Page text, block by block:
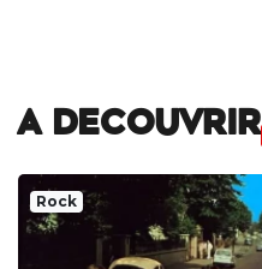
A DECOUVRIR
Rock